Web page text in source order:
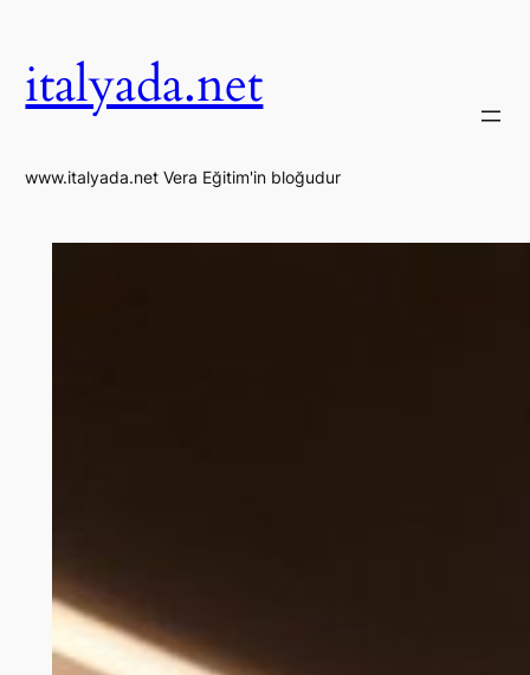
italyada.net
www.italyada.net Vera Eğitim'in bloğudur